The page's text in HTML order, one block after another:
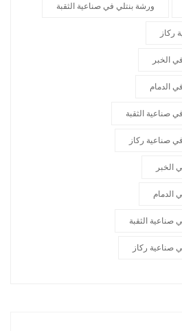
ورشة بنتلي في صناعية الثقبة
ركاز
الخبر
الدمام
صناعية الثقبة
صناعية ركاز
الخبر
الدمام
الثقبة
صناعية ركاز